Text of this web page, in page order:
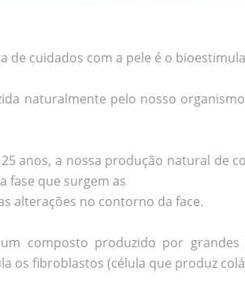
de cuidados com a pele é o
naturalmente pelo nosso
anos, a nossa produção natural de
fase que surgem as
alterações no contorno da face.
composto produzido por
os fibroblastos (célula que produz